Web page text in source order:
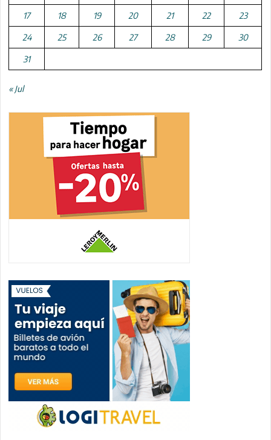
17 18 19 20 21 22 23
24 25 26 27 28 29 30
31
« Jul